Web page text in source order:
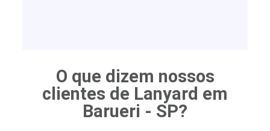
O que dizem nossos
clientes de Lanyard em
Barueri - SP?